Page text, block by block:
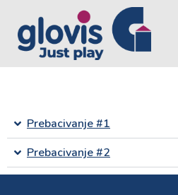
Prebacivanje #1
Prebacivanje #2